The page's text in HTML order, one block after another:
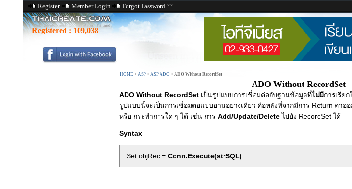
Register Member Login Forgot Password ??
Registered : 109,038
HOME > ASP > ASP ADO > ADO Without RecordSet
ADO Without RecordSet
ADO Without RecordSet เป็นรูปแบบการเชื่อมต่อกับฐานข้อมูลที่ไม่มีการเรีย
รูปแบบนี้จะเป็นการเชื่อมต่อแบบอ่านอย่างเดียว คือหลังที่จากมีการ Return ค่าอ
หรือ กระทำการใด ๆ ได้ เช่น การ Add/Update/Deleteไปยัง RecordSet ได้
Syntax
Set objRec = Conn.Execute(strSQL)